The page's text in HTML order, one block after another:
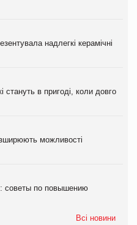
надлегкі керамічні
стануть в пригоді, коли довго
можливості
советы по повышению
Всі новини